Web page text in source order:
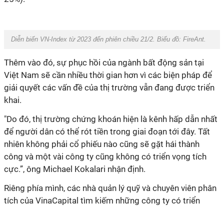
Diễn biến VN-Index từ 2023 đến phiên chiều 21/2. Biểu đồ: FireAnt.
Thêm vào đó, sự phục hồi của ngành bất động sản tại
Việt Nam sẽ cần nhiều thời gian hơn vì các biện pháp để
giải quyết các vấn đề của thị trường vẫn đang được triển
khai.
"Do đó, thị trường chứng khoán hiện là kênh hấp dẫn nhất
để người dân có thể rót tiền trong giai đoạn tới đây. Tất
nhiên không phải cổ phiếu nào cũng sẽ gặt hái thành
công và một vài công ty cũng không có triển vọng tích
cực.”, ông Michael Kokalari nhận định.
Riêng phía mình, các nhà quản lý quỹ và chuyên viên phân
tích của VinaCapital tìm kiếm những công ty có triển